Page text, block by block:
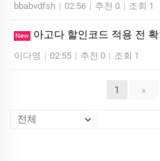
bbabvdfsh | 02:56 | 추천 0 | 조회 1
New 아고다 할인코드 적용 전
이다영 | 02:55 | 추천 0 | 조회 1
1 »